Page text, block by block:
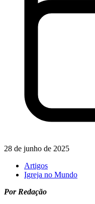
28 de junho de 2025
Artigos
Igreja no Mundo
Por Redação